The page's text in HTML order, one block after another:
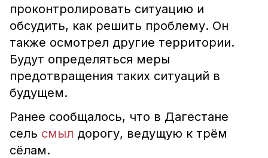
проконтролировать ситуацию и
обсудить, как решить проблему. Он
также осмотрел другие территории.
Будут определяться меры
предотвращения таких ситуаций в
будущем.
Ранее сообщалось, что в Дагестане
сель смыл дорогу, ведущую к трём
сёлам.